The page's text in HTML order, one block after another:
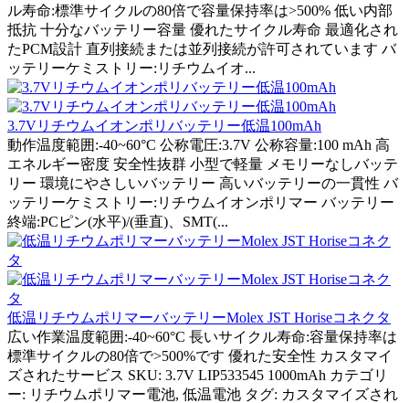
ル寿命:標準サイクルの80倍で容量保持率は>500% 低い内部
抵抗 十分なバッテリー容量 優れたサイクル寿命 最適化され
たPCM設計 直列接続または並列接続が許可されています バ
ッテリーケミストリー:リチウムイオ...
3.7Vリチウムイオンポリバッテリー低温100mAh
動作温度範囲:-40~60°C 公称電圧:3.7V 公称容量:100 mAh 高
エネルギー密度 安全性抜群 小型で軽量 メモリーなしバッテ
リー 環境にやさしいバッテリー 高いバッテリーの一貫性 バ
ッテリーケミストリー:リチウムイオンポリマー バッテリー
終端:PCピン(水平)/(垂直)、SMT(...
低温リチウムポリマーバッテリーMolex JST Horiseコネクタ
広い作業温度範囲:-40~60°C 長いサイクル寿命:容量保持率は
標準サイクルの80倍で>500%です 優れた安全性 カスタマイ
ズされたサービス SKU: 3.7V LIP533545 1000mAh カテゴリ
ー: リチウムポリマー電池, 低温電池 タグ: カスタマイズされ